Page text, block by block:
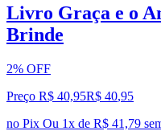
Livro Graça e o
Brinde
2% OFF
Preço R$ 40,95R$ 40,95
no Pix Ou 1x de R$ 41,79